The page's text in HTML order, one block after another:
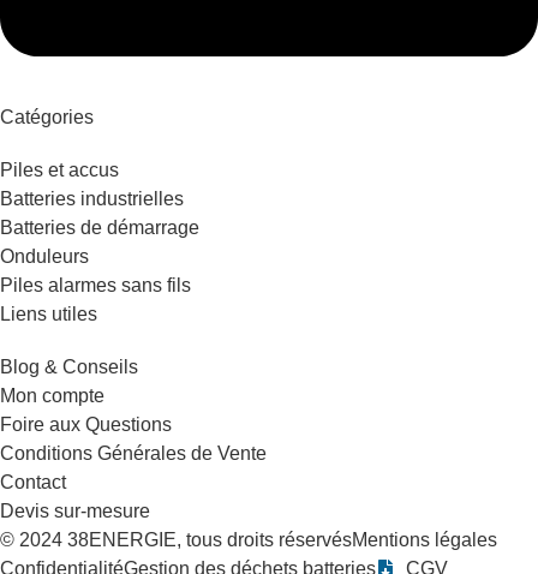
Catégories
Piles et accus
Batteries industrielles
Batteries de démarrage
Onduleurs
Piles alarmes sans fils
Liens utiles
Blog & Conseils
Mon compte
Foire aux Questions
Conditions Générales de Vente
Contact
Devis sur-mesure
© 2024 38ENERGIE, tous droits réservésMentions légales
ConfidentialitéGestion des déchets batteries CGV